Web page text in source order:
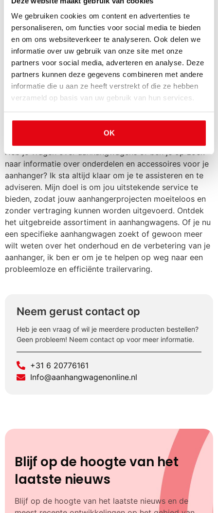
We gebruiken cookies om content en advertenties te
personaliseren, om functies voor social media te bieden
en om ons websiteverkeer te analyseren. Ook delen we
informatie over uw gebruik van onze site met onze
partners voor social media, adverteren en analyse. Deze
partners kunnen deze gegevens combineren met andere
informatie die u aan ze heeft verstrekt of die ze hebben
verzameld op basis van uw gebruik van hun services.
OK
de aanhanger nog getransporteerd moet worden van de
fabriek naar de dealer. Gelukkig kun je bij
AanhangwagenOnline de aanhanger in de fabriek
ophalen, waardoor je nog sneller kunt genieten van je
avontuur.
Persoonlijk advies voor je
Heb je vragen over aanhangwagens of ben je op zoek
naar informatie over onderdelen en accessoires voor je
aanhanger? Ik sta altijd klaar om je te assisteren en te
adviseren. Mijn doel is om jou uitstekende service te
bieden, zodat jouw aanhangerprojecten moeiteloos en
zonder vertraging kunnen worden uitgevoerd. Ontdek
het uitgebreide assortiment in aanhangwagens. Of je nu
een specifieke aanhangwagen zoekt of gewoon meer
wilt weten over het onderhoud en de verbetering van je
aanhanger, ik ben er om je te helpen op weg naar een
probleemloze en efficiënte trailervaring.
Neem gerust contact op
Heb je een vraag of wil je meerdere producten bestellen?
Geen probleem! Neem contact op voor meer informatie.
+31 6 20776161
Info@aanhangwagenonline.nl
Blijf op de hoogte van het
laatste nieuws
Blijf op de hoogte van het laatste nieuws en de